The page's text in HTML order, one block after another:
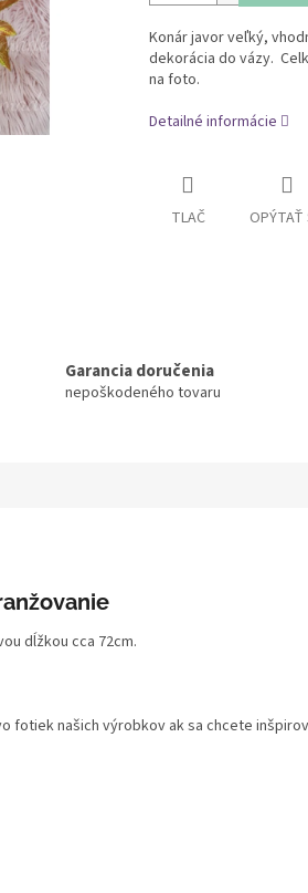
Konár javor veľký,
dekorácia do vázy.
na foto.
Detailné informácie
TLAČ OPÝTAŤ
Garancia doručenia
nepoškodeného tovaru
dĺžkou cca 72cm.
fotiek našich výrobkov ak sa chcete